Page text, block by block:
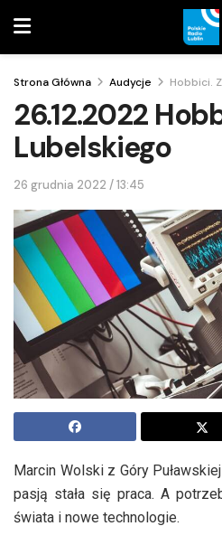
Strona Główna Audycje Hobbici.
26.12.2022
Lubelskiego
26 grudnia 2022 / 13:45
Marcin Wolski z Góry
pasją stała się praca. A
świata i nowe technologie.